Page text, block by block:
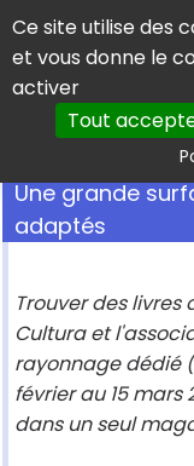
Panneau de gestion
Ce site utilise des
et vous donne le
activer
Tout
Une grande
adaptés
Trouver des
Cultura et
rayonnage dédié
février au 15 mars
dans un seul